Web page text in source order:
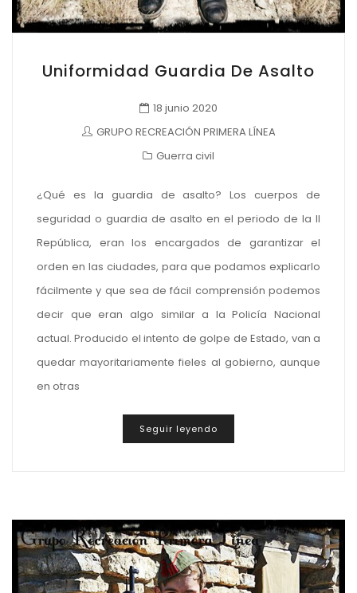
Uniformidad Guardia De Asalto
18 junio 2020
GRUPO RECREACIÓN PRIMERA LÍNEA
Guerra civil
¿Qué es la guardia de asalto? Los cuerpos de
seguridad o guardia de asalto en el periodo de la II
República, eran los encargados de garantizar el
orden en las ciudades, para que podamos explicarlo
fácilmente y que sea de fácil comprensión podemos
decir que eran algo similar a la Policía Nacional
actual. Producido el intento de golpe de Estado, van a
quedar mayoritariamente fieles al gobierno, aunque
en otras
Seguir leyendo